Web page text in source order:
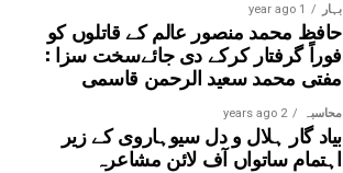
بہار 1 year ago
حافظ محمد منصور عالم کے قاتلوں کو
فوراً گرفتار کرکے دی جائےسخت سزا :
مفتی محمد سعید الرحمن قاسمی
محاسبہ 2 years ago
بیاد گار ہلال و دل سیوہاروی کے زیر
اہتمام ساتواں آف لائن مشاعرہ